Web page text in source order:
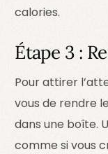
calories.
Étape 3 :
Pour attirer
vous de rendre
dans une boîte.
comme si vous